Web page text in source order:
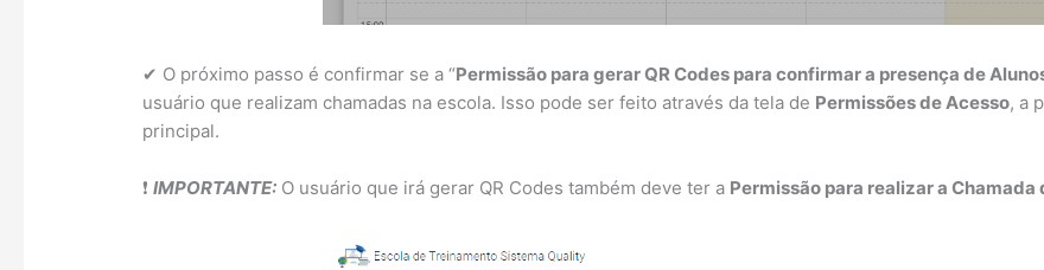
✔ O próximo passo é confirmar se a “Permissão para gerar QR Codes para confirmar a presença de
usuário que realizam chamadas na escola. Isso pode ser feito através da tela de Permissões de Acesso, a
principal.
❗IMPORTANTE: O usuário que irá gerar QR Codes também deve ter a Permissão para realizar a Chamada